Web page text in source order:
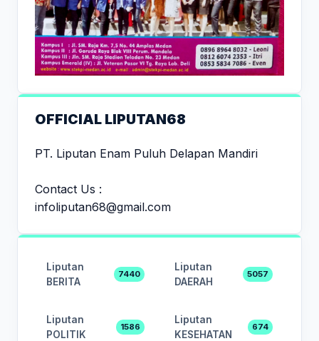
OFFICIAL LIPUTAN68
PT. Liputan Enam Puluh Delapan Mandiri
Contact Us :
infoliputan68@gmail.com
Liputan
BERITA
7440
Liputan
DAERAH
5057
Liputan
POLITIK
1586
Liputan
KESEHATAN
674